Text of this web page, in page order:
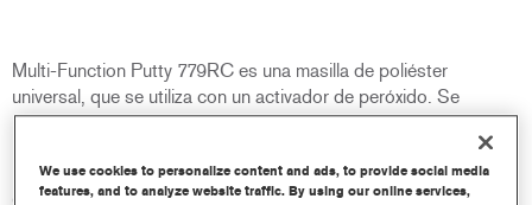
Multi-Function Putty 779RC es una masilla de poliéster
universal, que se utiliza con un activador de peróxido. Se
recomienda su uso en aplicaciones sobre diferentes substratos,
poliéster reforzado con fibra de vidrio y numerosos acabados
We use cookies to personalize content and ads, to provide social media
features, and to analyze website traffic. By using our online services,